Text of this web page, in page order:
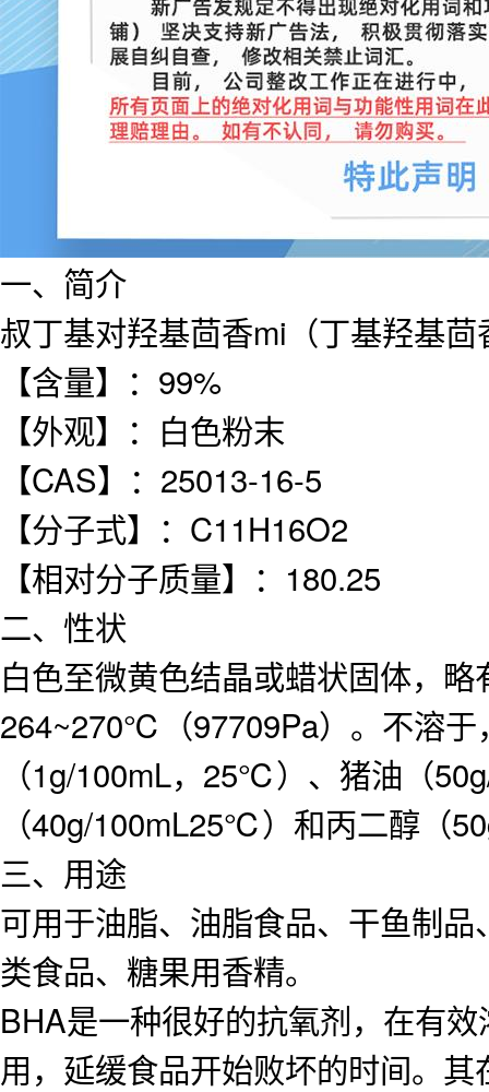
一、简介
叔丁基对羟基茴香mi（丁基羟基
【含量】：99%
【外观】：白色粉末
【CAS】：25013-16-5
【分子式】：C11H16O2
【相对分子质量】：180.25
二、性状
白色至微黄色结晶或蜡状固体，
264~270℃（97709Pa）。不溶
（1g/100mL，25℃）、猪油（
（40g/100mL25℃）和丙二醇（
三、用途
可用于油脂、油脂食品、干鱼制
类食品、糖果用香精。
BHA是一种很好的抗氧剂，在有
用，延缓食品开始败坏的时间。